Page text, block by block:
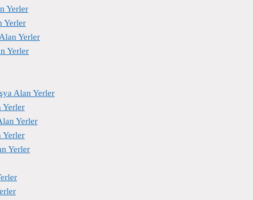
Yerler
Yerler
Yerler
Yerler
Alan Yerler
Yerler
Yerler
Yerler
Yerler